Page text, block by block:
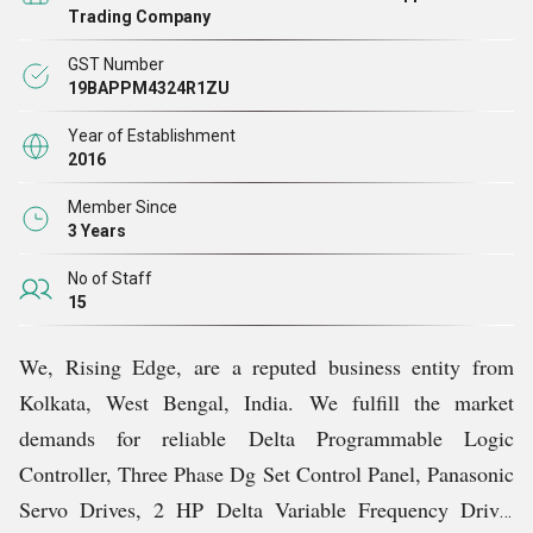
कई अन्य आइटम शामिल हैं।
हम 2016 से उद्योग में पूरी लगन से काम कर रहे हैं और ग्राहकों की
सेवा करने के लिए अपनी समृद्ध विशेषज्ञता, ज्ञान और उत्साह के साथ
मानक स्थापित कर रहे हैं। सौदों में हमारी स्पष्टता हमें ग्राहकों के
प्रति भरोसेमंद बनाती है और हमें बार-बार व्यापार करने की प्रेरणा
देती है।
हम मैनेजर, श्री अभिषेक दास अधिकारी की छाया में बढ़ रहे हैं।
उनकी व्यावसायिक विशेषज्ञता, उत्कृष्ट नेतृत्व कौशल, प्रबंधकीय
निर्णय और टीम के सदस्यों के लिए मार्गदर्शन हमें प्रतिस्पर्धी बाजार में
मानदंड स्थापित करने में मदद करतेहैं।
Trading Company
GST Number
19BAPPM4324R1ZU
Year of Establishment
2016
Member Since
3 Years
No of Staff
15
We, Rising Edge, are a reputed business entity from
Kolkata, West Bengal, India. We fulfill the market
demands for reliable Delta Programmable Logic
Controller, Three Phase Dg Set Control Panel, Panasonic
Servo Drives, 2 HP Delta Variable Frequency Drive,